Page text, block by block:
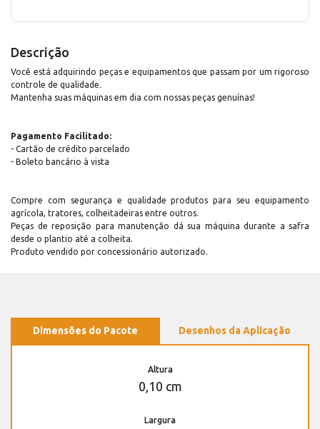
Descrição
Você está adquirindo peças e equipamentos que passam por um rigoroso
controle de qualidade.
Mantenha suas máquinas em dia com nossas peças genuínas!
Pagamento Facilitado:
- Cartão de crédito parcelado
- Boleto bancário à vista
Compre com segurança e qualidade produtos para seu equipamento
agrícola, tratores, colheitadeiras entre outros.
Peças de reposição para manutenção dá sua máquina durante a safra
desde o plantio até a colheita.
Produto vendido por concessionário autorizado.
Dimensões do Pacote Desenhos da Aplicação
Altura
0,10 cm
Largura